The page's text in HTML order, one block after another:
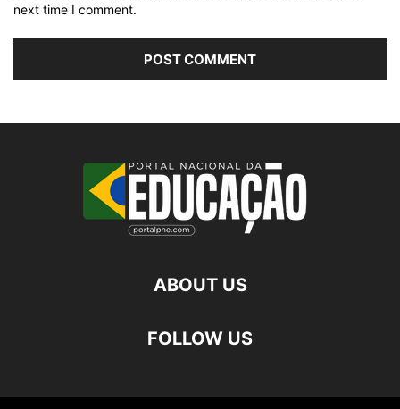
next time I comment.
ABOUT US
FOLLOW US